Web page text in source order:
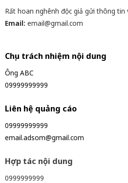
Rất hoan nghênh độc giả gửi thông tin
Email: email@gmail.com
Chịu trách nhiệm nội dung
Ông ABC
09999999999
Liên hệ quảng cáo
09999999999
email.adsom@gmail.com
Hợp tác nội dung
0999999999